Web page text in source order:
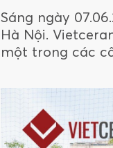
Sáng ngày
Hà Nội.
một trong các